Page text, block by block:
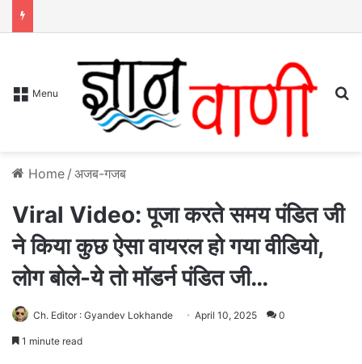
Menu
Home / अजब-गजब
Viral Video: पूजा करते समय पंडित जी
ने किया कुछ ऐसा वायरल हो गया वीडियो,
लोग बोले-ये तो मॉडर्न पंडित जी…
Ch. Editor : Gyandev Lokhande April 10, 2025 0
1 minute read